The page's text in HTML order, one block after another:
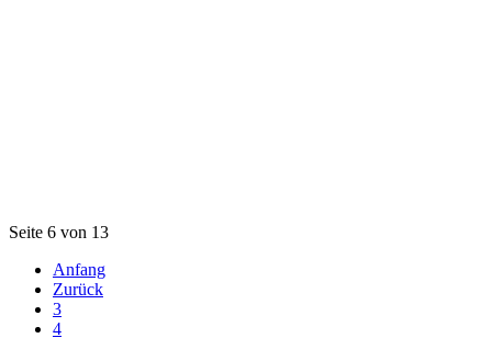
Seite 6 von 13
Anfang
Zurück
3
4